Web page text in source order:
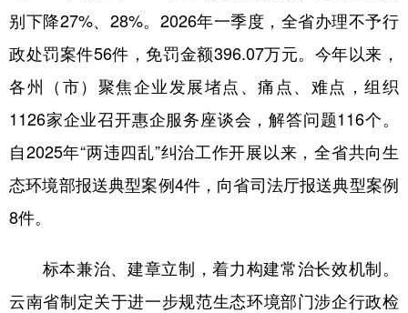
别下降27%、28%。2026年一季度，全省办理不予行
政处罚案件56件，免罚金额396.07万元。今年以来，
各州（市）聚焦企业发展堵点、痛点、难点，组织
1126家企业召开惠企服务座谈会，解答问题116个。
自2025年“两违四乱”纠治工作开展以来，全省共向生
态环境部报送典型案例4件，向省司法厅报送典型案例
8件。
标本兼治、建章立制，着力构建常治长效机制。
云南省制定关于进一步规范生态环境部门涉企行政检